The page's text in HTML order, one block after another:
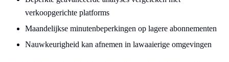
verkoopgerichte platforms
Maandelijkse minutenbeperkingen op lagere abonnementen
Nauwkeurigheid kan afnemen in lawaaierige omgevingen